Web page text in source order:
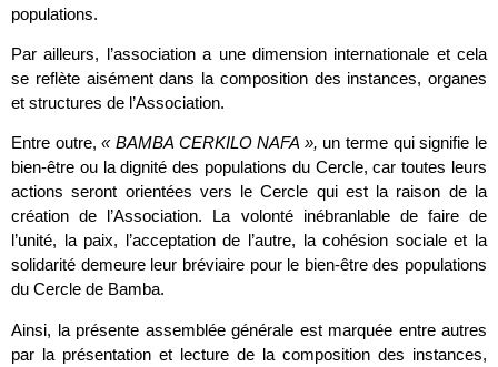
populations.
Par ailleurs, l’association a une dimension internationale et cela
se reflète aisément dans la composition des instances, organes
et structures de l’Association.
Entre outre, « BAMBA CERKILO NAFA », un terme qui signifie le
bien-être ou la dignité des populations du Cercle, car toutes leurs
actions seront orientées vers le Cercle qui est la raison de la
création de l’Association. La volonté inébranlable de faire de
l’unité, la paix, l’acceptation de l’autre, la cohésion sociale et la
solidarité demeure leur bréviaire pour le bien-être des populations
du Cercle de Bamba.
Ainsi, la présente assemblée générale est marquée entre autres
par la présentation et lecture de la composition des instances,